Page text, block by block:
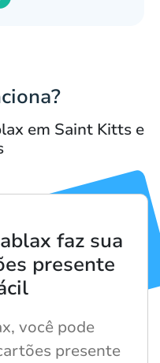
em Saint Kitts e
faz sua
presente
você pode
presente